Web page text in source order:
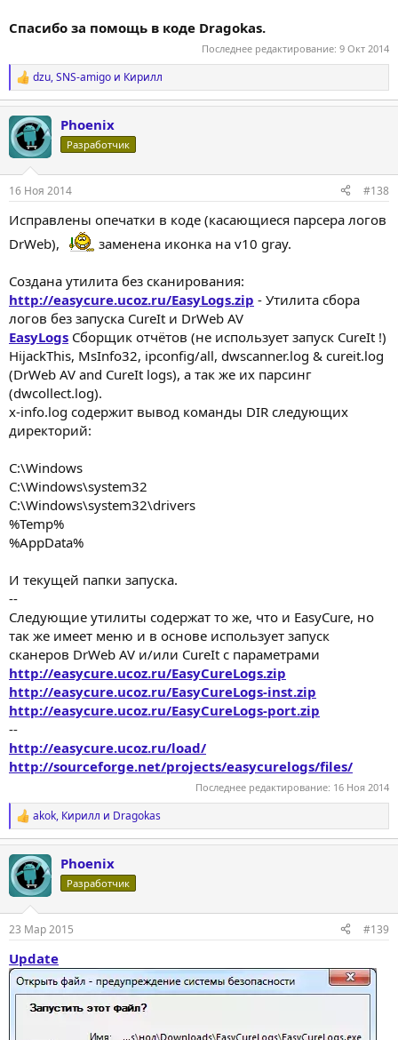
Спасибо за помощь в коде Dragokas.
Последнее редактирование: 9 Окт 2014
Р
е
к
ц
и
dzu,SNS-amigo и Кирилл
Phoenix
Разработчик
16 Ноя 2014 #138
Исправлены опечатки в коде (касающиеся парсера логов
DrWeb),
заменена иконка на v10 gray.
Создана утилита без сканирования:
http://easycure.ucoz.ru/EasyLogs.zip - Утилита сбора
логов без запуска CureIt и DrWeb AV
EasyLogs Сборщик отчётов (не использует запуск CureIt !)
HijackThis, MsInfo32, ipconfig/all, dwscanner.log & cureit.log
(DrWeb AV and CureIt logs), а так же их парсинг
(dwcollect.log).
x-info.log содержит вывод команды DIR следующих
директорий:
C:\Windows
C:\Windows\system32
C:\Windows\system32\drivers
%Temp%
%AppData%
И текущей папки запуска.
--
Следующие утилиты содержат то же, что и EasyCure, но
так же имеет меню и в основе использует запуск
сканеров DrWeb AV и/или CureIt с параметрами
http://easycure.ucoz.ru/EasyCureLogs.zip
http://easycure.ucoz.ru/EasyCureLogs-inst.zip
http://easycure.ucoz.ru/EasyCureLogs-port.zip
--
http://easycure.ucoz.ru/load/
http://sourceforge.net/projects/easycurelogs/files/
Последнее редактирование: 16 Ноя 2014
Р
е
к
ц
и
akok, Кирилл и Dragokas
Phoenix
Разработчик
23 Мар 2015 #139
Update